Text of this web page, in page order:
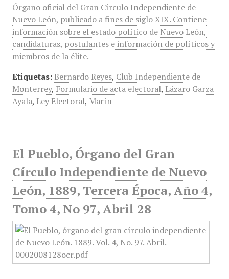
Órgano oficial del Gran Círculo Independiente de
Nuevo León, publicado a fines de siglo XIX. Contiene
información sobre el estado político de Nuevo León,
candidaturas, postulantes e información de políticos y
miembros de la élite.
Etiquetas: Bernardo Reyes, Club Independiente de
Monterrey, Formulario de acta electoral, Lázaro Garza
Ayala, Ley Electoral, Marín
El Pueblo, Órgano del Gran
Círculo Independiente de Nuevo
León, 1889, Tercera Época, Año 4,
Tomo 4, No 97, Abril 28